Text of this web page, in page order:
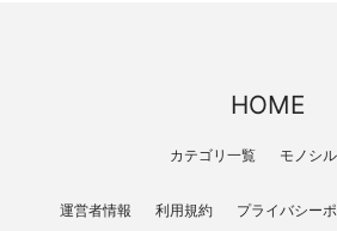
HOME
カテゴリ一覧 モノシ
運営者情報 利用規約 プライバシー